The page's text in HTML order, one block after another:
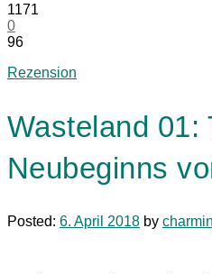
1171
0
96
Rezension
Wasteland 01:
Neubeginns
Posted: 6. April 2018 by